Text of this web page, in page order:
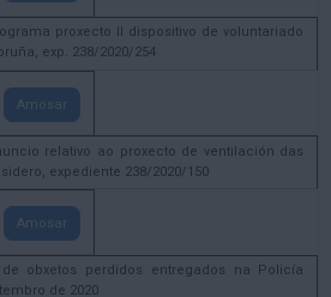
proxecto II dispositivo de voluntariado
exp. 238/2020/254
Amosar
relativo ao proxecto de ventilación das
expediente 238/2020/150
Amosar
de obxetos perdidos entregados na Policía
de 2020